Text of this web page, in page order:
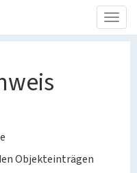
Objekteinträgen